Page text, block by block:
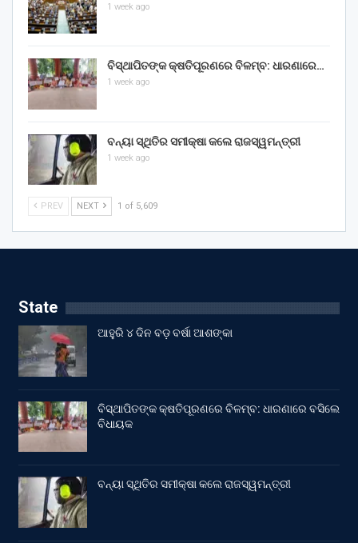
1 week ago
ବିସ୍ଥାପିତଙ୍କ କ୍ଷତିପୂରଣରେ ବିଳମ୍ବ: ଧାରଣାରେ…
1 week ago
ବନ୍ୟା ସ୍ଥିତିର ସମୀକ୍ଷା କଲେ ରାଜସ୍ୱମନ୍ତ୍ରୀ
1 week ago
PREV NEXT 1 of 5,609
State
ଆହୁରି ୪ ଦିନ ବଡ଼ ବର୍ଷା ଆଶଙ୍କା
ବିସ୍ଥାପିତଙ୍କ କ୍ଷତିପୂରଣରେ ବିଳମ୍ବ: ଧାରଣାରେ ବସିଲେ
ବିଧାୟକ
ବନ୍ୟା ସ୍ଥିତିର ସମୀକ୍ଷା କଲେ ରାଜସ୍ୱମନ୍ତ୍ରୀ